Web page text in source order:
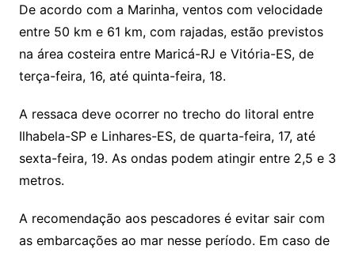
De acordo com a Marinha, ventos com velocidade
entre 50 km e 61 km, com rajadas, estão previstos
na área costeira entre Maricá-RJ e Vitória-ES, de
terça-feira, 16, até quinta-feira, 18.
A ressaca deve ocorrer no trecho do litoral entre
Ilhabela-SP e Linhares-ES, de quarta-feira, 17, até
sexta-feira, 19. As ondas podem atingir entre 2,5 e 3
metros.
A recomendação aos pescadores é evitar sair com
as embarcações ao mar nesse período. Em caso de